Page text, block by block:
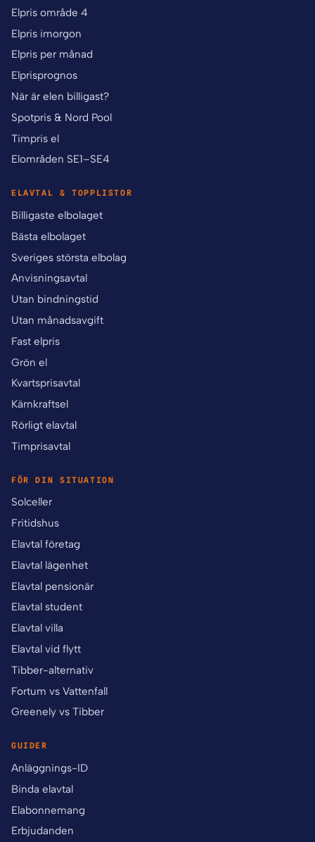
Elpris område 4
Elpris imorgon
Elpris per månad
Elprisprognos
När är elen billigast?
Spotpris & Nord Pool
Timpris el
Elområden SE1–SE4
ELAVTAL & TOPPLISTOR
Billigaste elbolaget
Bästa elbolaget
Sveriges största elbolag
Anvisningsavtal
Utan bindningstid
Utan månadsavgift
Fast elpris
Grön el
Kvartsprisavtal
Kärnkraftsel
Rörligt elavtal
Timprisavtal
FÖR DIN SITUATION
Solceller
Fritidshus
Elavtal företag
Elavtal lägenhet
Elavtal pensionär
Elavtal student
Elavtal villa
Elavtal vid flytt
Tibber-alternativ
Fortum vs Vattenfall
Greenely vs Tibber
GUIDER
Anläggnings-ID
Binda elavtal
Elabonnemang
Erbjudanden